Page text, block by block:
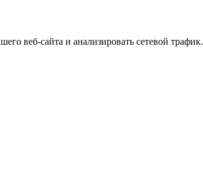
веб-сайта и анализировать сетевой трафик.